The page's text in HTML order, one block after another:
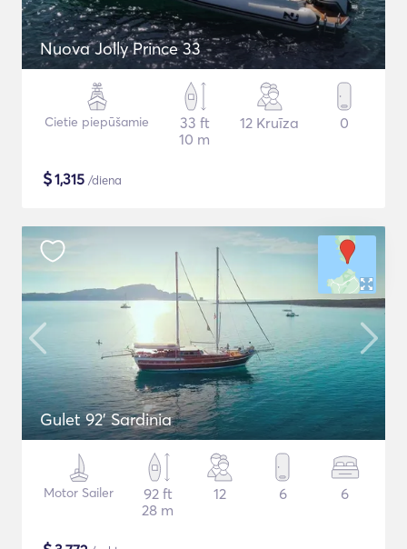
Nuova Jolly Prince 33
Cietie piepūšamie
33 ft
10 m
12 Kruīza 0
$1,315 /diena
Gulet 92' Sardinia
Motor Sailer
92 ft
28 m
12 6 6